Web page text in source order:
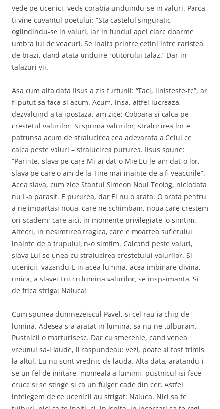
vede pe ucenici, vede corabia unduindu-se in valuri. Parca-
ti vine cuvantul poetului: “Sta castelul singuratic
oglindindu-se in valuri, iar in fundul apei clare doarme
umbra lui de veacuri. Se inalta printre cetini intre raristea
de brazi, dand atata unduire rotitorului talaz.” Dar in
talazuri vii.
Asa cum alta data Iisus a zis furtunii: “Taci, linisteste-te”, ar
fi putut sa faca si acum. Acum, insa, altfel lucreaza,
dezvaluind alta ipostaza, am zice: Coboara si calca pe
crestetul valurilor. Si spuma valurilor, stralucirea lor e
patrunsa acum de stralucirea cea adevarata a Celui ce
calca peste valuri – stralucirea pururea. Iisus spune:
“Parinte, slava pe care Mi-ai dat-o Mie Eu le-am dat-o lor,
slava pe care o am de la Tine mai inainte de a fi veacurile”.
Acea slava, cum zice Sfantul Simeon Noul Teolog, niciodata
nu L-a parasit. E pururea, dar El nu o arata. O arata pentru
a ne impartasi noua, care ne schimbam, noua care crestem
ori scadem; care aici, in momente privilegiate, o simtim.
Alteori, in nesimtirea tragica, care e moartea sufletului
inainte de a trupului, n-o simtim. Calcand peste valuri,
slava Lui se unea cu stralucirea crestetului valurilor. Si
ucenicii, vazandu-L in acea lumina, acea imbinare divina,
unica, a slavei Lui cu lumina valurilor, se inspaimanta. Si
de frica striga: Naluca!
Cum spunea dumnezeiscul Pavel, si cel rau ia chip de
lumina. Adesea s-a aratat in lumina, sa nu ne tulburam.
Pustnicii o marturisesc. Dar cu smerenie, cand venea
vreunul sa-i laude, ii raspundeau: vezi, poate ai fost trimis
la altul. Eu nu sunt vrednic de lauda. Alta data, aratandu-i-
se un fel de imitare, momeala a luminii, pustnicul isi face
cruce si se stinge si ca un fulger cade din cer. Astfel
intelegem de ce ucenicii au strigat: Naluca. Nici sa te